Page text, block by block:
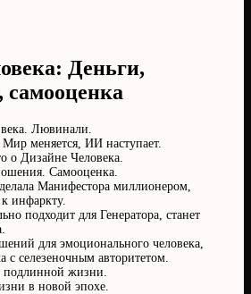
Деньги,
Лювинали.
меняется, ИИ наступает.
о Дизайне Человека.
Самооценка.
Манифестора миллионером,
инфаркту.
подходит для Генератора, станет
для эмоционального человека,
с селезеночным авторитетом.
подлинной жизни.
в новой эпохе.